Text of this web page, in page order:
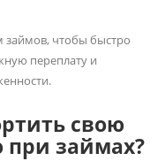
займов, чтобы быстро
переплату и
свою
займах?